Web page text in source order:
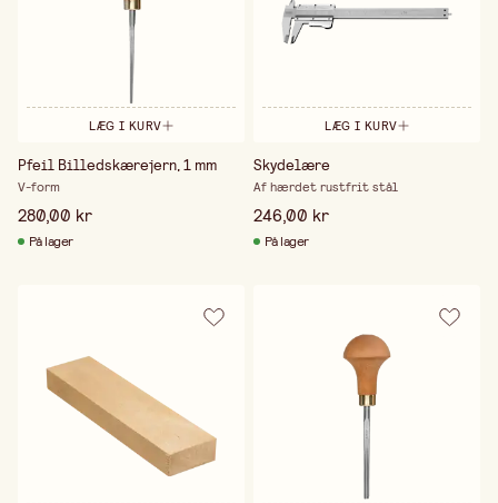
LÆG I KURV
Pfeil Billedskærejern, 1 mm
V-form
280,00 kr
På lager
LÆG I KURV
Skydelære
Af hærdet rustfrit stål
246,00 kr
På lager